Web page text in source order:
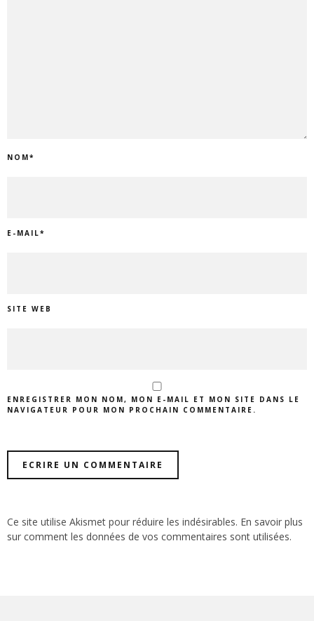
NOM*
E-MAIL*
SITE WEB
ENREGISTRER MON NOM, MON E-MAIL ET MON SITE DANS LE
NAVIGATEUR POUR MON PROCHAIN COMMENTAIRE.
Ce site utilise Akismet pour réduire les indésirables. En savoir plus
sur comment les données de vos commentaires sont utilisées.